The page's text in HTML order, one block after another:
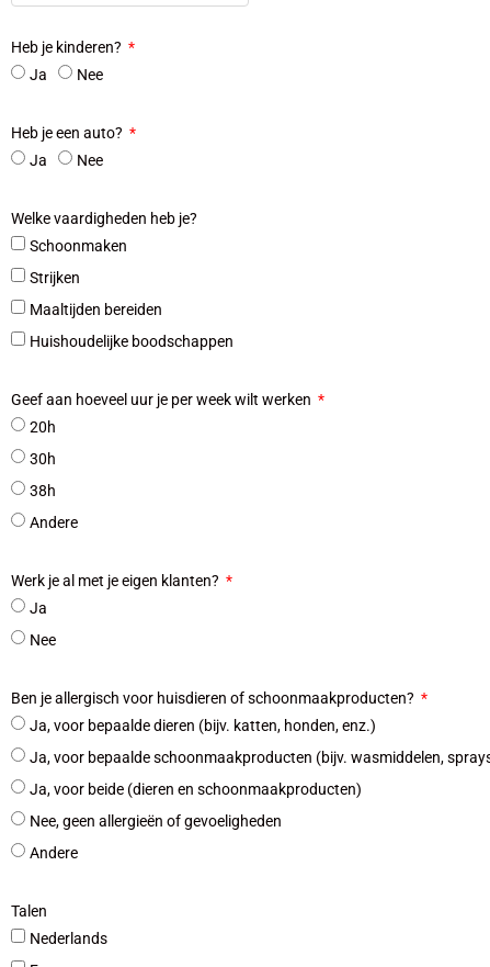
Heb je kinderen?
Ja
Nee
Heb je een auto?
Ja
Nee
Welke vaardigheden heb je?
Schoonmaken
Strijken
Maaltijden bereiden
Huishoudelijke boodschappen
Geef aan hoeveel uur je per week wilt werken
20h
30h
38h
Andere
Werk je al met je eigen klanten?
Ja
Nee
Ben je allergisch voor huisdieren of schoonmaakproducten?
Ja, voor bepaalde dieren (bijv. katten, honden, enz.)
Ja, voor bepaalde schoonmaakproducten (bijv. wasmiddelen,
Ja, voor beide (dieren en schoonmaakproducten)
Nee, geen allergieën of gevoeligheden
Andere
Talen
Nederlands